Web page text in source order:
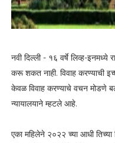
नवी दिल्ली - १६ वर्षे लिव्ह-इनमध्ये
करू शकत नाही. विवाह करण्याची
केवळ विवाह करण्याचे वचन मोडणे
न्यायालयाने म्हटले आहे.
एका महिलेने २०२२ च्या आधी तिच्या